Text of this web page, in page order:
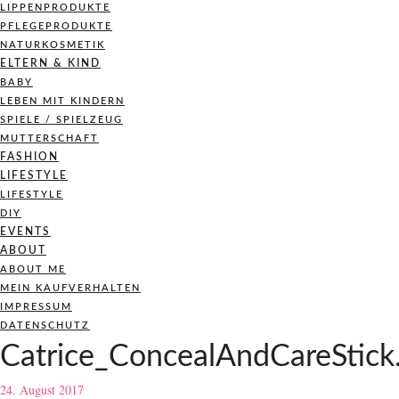
LIPPENPRODUKTE
PFLEGEPRODUKTE
NATURKOSMETIK
ELTERN & KIND
BABY
LEBEN MIT KINDERN
SPIELE / SPIELZEUG
MUTTERSCHAFT
FASHION
LIFESTYLE
LIFESTYLE
DIY
EVENTS
ABOUT
ABOUT ME
MEIN KAUFVERHALTEN
IMPRESSUM
DATENSCHUTZ
24. August 2017